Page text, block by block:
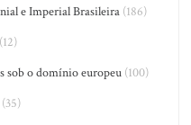
e Imperial Brasileira (186)
(12)
sob o domínio europeu(100)